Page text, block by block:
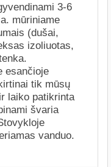
3-6
mūriniame
(dušai,
izoliuotas,
esančioje
tik mūsų
laiko patikrinta
švaria
vanduo.